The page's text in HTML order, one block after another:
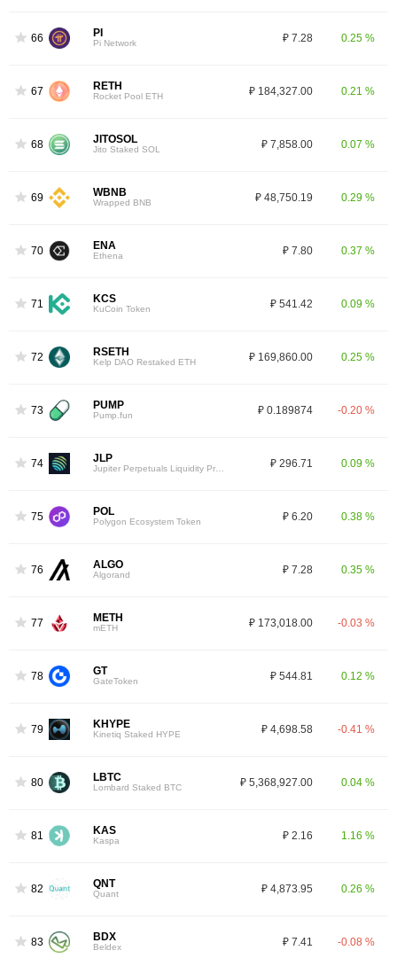
66 PI
Pi Network ₽ 7.28 0.25 %
67 RETH
Rocket Pool ETH ₽ 184,327.00 0.21 %
68 JITOSOL
Jito Staked SOL ₽ 7,858.00 0.07 %
69 WBNB
Wrapped BNB ₽ 48,750.19 0.29 %
70 ENA
Ethena ₽ 7.80 0.37 %
71 KCS
KuCoin Token ₽ 541.42 0.09 %
72 RSETH
Kelp DAO Restaked ETH ₽ 169,860.00 0.25 %
73 PUMP
Pump.fun ₽ 0.189874 -0.20 %
74 JLP ₽ 296.71 0.09 %
75 POL
Polygon Ecosystem Token ₽ 6.20 0.38 %
76 ALGO
Algorand ₽ 7.28 0.35 %
77 METH
mETH ₽ 173,018.00 -0.03 %
78 GT
GateToken ₽ 544.81 0.12 %
79 KHYPE
Kinetiq Staked HYPE ₽ 4,698.58 -0.41 %
80 LBTC
Lombard Staked BTC ₽ 5,368,927.00 0.04 %
81 KAS
Kaspa ₽ 2.16 1.16 %
82 QNT
Quant ₽ 4,873.95 0.26 %
83 BDX
Beldex ₽ 7.41 -0.08 %